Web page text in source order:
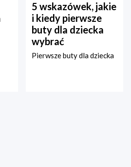
5 wskazówek, jakie
i kiedy pierwsze
buty dla dziecka
wybrać
Pierwsze buty dla dziecka